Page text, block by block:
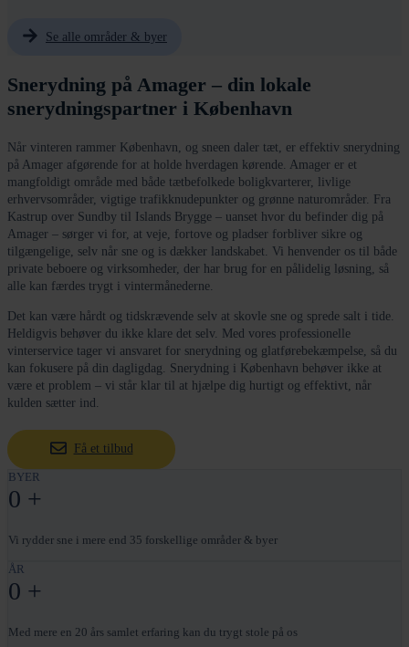
Se alle områder & byer
Snerydning på Amager – din lokale
snerydningspartner i København
Når vinteren rammer København, og sneen daler tæt, er effektiv snerydning
på Amager afgørende for at holde hverdagen kørende. Amager er et
mangfoldigt område med både tætbefolkede boligkvarterer, livlige
erhvervsområder, vigtige trafikknudepunkter og grønne naturområder. Fra
Kastrup over Sundby til Islands Brygge – uanset hvor du befinder dig på
Amager – sørger vi for, at veje, fortove og pladser forbliver sikre og
tilgængelige, selv når sne og is dækker landskabet. Vi henvender os til både
private beboere og virksomheder, der har brug for en pålidelig løsning, så
alle kan færdes trygt i vintermånederne.
Det kan være hårdt og tidskrævende selv at skovle sne og sprede salt i tide.
Heldigvis behøver du ikke klare det selv. Med vores professionelle
vinterservice tager vi ansvaret for snerydning og glatførebekæmpelse, så du
kan fokusere på din dagligdag. Snerydning i København behøver ikke at
være et problem – vi står klar til at hjælpe dig hurtigt og effektivt, når
kulden sætter ind.
Få et tilbud
BYER
0 +
Vi rydder sne i mere end 35 forskellige områder & byer
ÅR
0 +
Med mere en 20 års samlet erfaring kan du trygt stole på os